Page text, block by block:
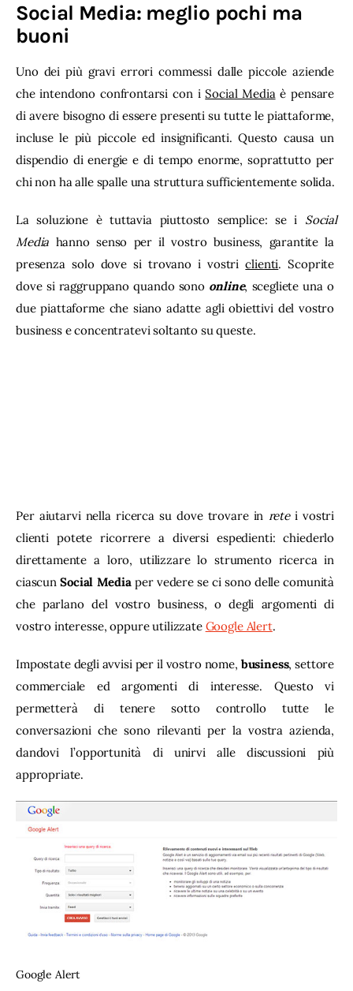
Social Media: meglio pochi ma
buoni
Uno dei più gravi errori commessi dalle piccole aziende
che intendono confrontarsi con i Social Media è pensare
di avere bisogno di essere presenti su tutte le piattaforme,
incluse le più piccole ed insignificanti. Questo causa un
dispendio di energie e di tempo enorme, soprattutto per
chi non ha alle spalle una struttura sufficientemente solida.
La soluzione è tuttavia piuttosto semplice: se i Social
Media hanno senso per il vostro business, garantite la
presenza solo dove si trovano i vostri clienti. Scoprite
dove si raggruppano quando sono online, scegliete una o
due piattaforme che siano adatte agli obiettivi del vostro
business e concentratevi soltanto su queste.
Per aiutarvi nella ricerca su dove trovare in rete i vostri
clienti potete ricorrere a diversi espedienti: chiederlo
direttamente a loro, utilizzare lo strumento ricerca in
ciascun Social Media per vedere se ci sono delle comunità
che parlano del vostro business, o degli argomenti di
vostro interesse, oppure utilizzate Google Alert.
Impostate degli avvisi per il vostro nome, business, settore
commerciale ed argomenti di interesse. Questo vi
permetterà di tenere sotto controllo tutte le
conversazioni che sono rilevanti per la vostra azienda,
dandovi l’opportunità di unirvi alle discussioni più
appropriate.
Google Alert